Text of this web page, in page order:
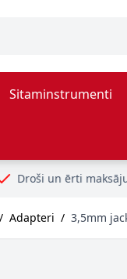
Sitaminstrumenti
veidi
/ Adapteri / 3,5mm